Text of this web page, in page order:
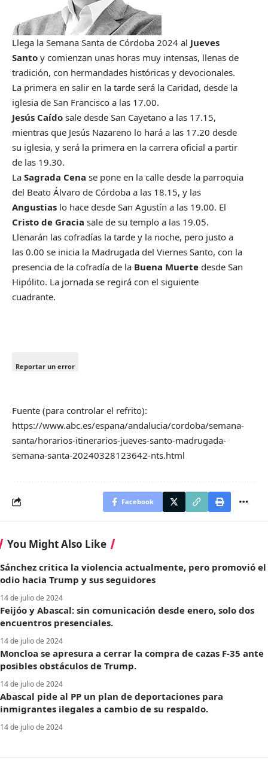
Llega la Semana Santa de Córdoba 2024 al Jueves
Santo y comienzan unas horas muy intensas, llenas de
tradición, con hermandades históricas y devocionales.
La primera en salir en la tarde será la Caridad, desde la
iglesia de San Francisco a las 17.00.
Jesús Caído sale desde San Cayetano a las 17.15,
mientras que Jesús Nazareno lo hará a las 17.20 desde
su iglesia, y será la primera en la carrera oficial a partir
de las 19.30.
La Sagrada Cena se pone en la calle desde la parroquia
del Beato Álvaro de Córdoba a las 18.15, y las
Angustias lo hace desde San Agustín a las 19.00. El
Cristo de Gracia sale de su templo a las 19.05.
Llenarán las cofradías la tarde y la noche, pero justo a
las 0.00 se inicia la Madrugada del Viernes Santo, con la
presencia de la cofradía de la Buena Muerte desde San
Hipólito. La jornada se regirá con el siguiente
cuadrante.
Reportar un error
Fuente (para controlar el refrito):
https://www.abc.es/espana/andalucia/cordoba/semana-
santa/horarios-itinerarios-jueves-santo-madrugada-
semana-santa-20240328123642-nts.html
Facebook
You Might Also Like
Sánchez critica la violencia actualmente, pero promovió el
odio hacia Trump y sus seguidores
14 de julio de 2024
Feijóo y Abascal: sin comunicación desde enero, solo dos
encuentros presenciales.
14 de julio de 2024
Moncloa se apresura a cerrar la compra de cazas F-35 ante
posibles obstáculos de Trump.
14 de julio de 2024
Abascal pide al PP un plan de deportaciones para
inmigrantes ilegales a cambio de su respaldo.
14 de julio de 2024